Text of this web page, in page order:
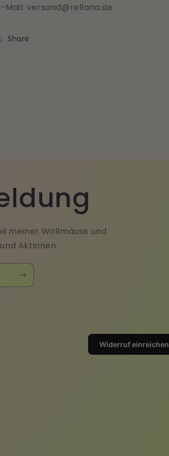
Mail: versand@rellana.de
Share
meiner Wollmäuse und
Aktionen.
Widerruf einreichen